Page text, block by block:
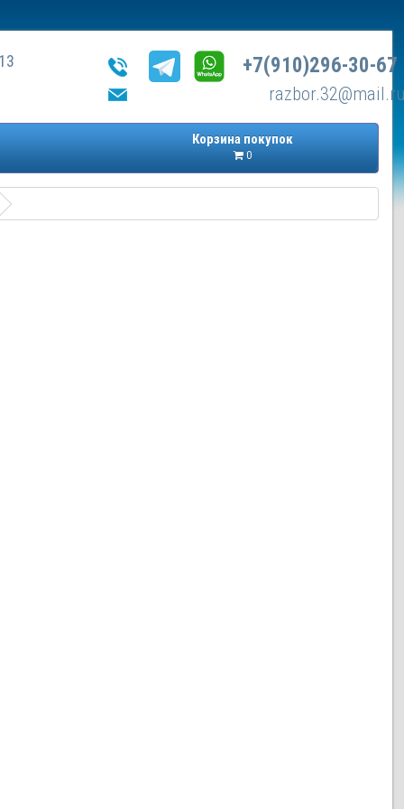
+7(910)296-30-67
Корзина покупок
0